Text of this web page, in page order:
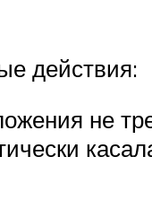
действия:
не